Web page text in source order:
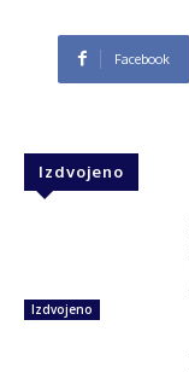
Facebook
Izdvojeno
Izdvojeno